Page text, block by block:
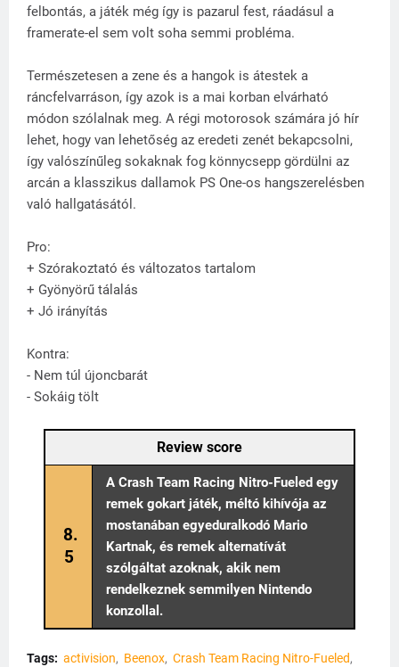
felbontás, a játék még így is pazarul fest, ráadásul a
framerate-el sem volt soha semmi probléma.
Természetesen a zene és a hangok is átestek a
ráncfelvarráson, így azok is a mai korban elvárható
módon szólalnak meg. A régi motorosok számára jó hír
lehet, hogy van lehetőség az eredeti zenét bekapcsolni,
így valószínűleg sokaknak fog könnycsepp gördülni az
arcán a klasszikus dallamok PS One-os hangszerelésben
való hallgatásától.
Pro:
+ Szórakoztató és változatos tartalom
+ Gyönyörű tálalás
+ Jó irányítás
Kontra:
- Nem túl újoncbarát
- Sokáig tölt
Review score
8.
5
A Crash Team Racing Nitro-Fueled egy
remek gokart játék, méltó kihívója az
mostanában egyeduralkodó Mario
Kartnak, és remek alternatívát
szólgáltat azoknak, akik nem
rendelkeznek semmilyen Nintendo
konzollal.
Tags: activision Beenox Crash Team Racing Nitro-Fueled